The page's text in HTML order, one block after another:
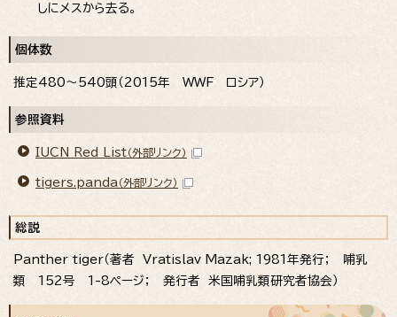
しにメスから去る。
個体数
推定480～540頭（2015年 WWF ロシア）
参照資料
IUCN Red List（外部リンク）
tigers.panda （外部リンク）
総説
Panther tiger（著者 Vratislav Mazak; 1981年発行； 哺乳
類 152号 1-8ページ； 発行者 米国哺乳類研究者協会）